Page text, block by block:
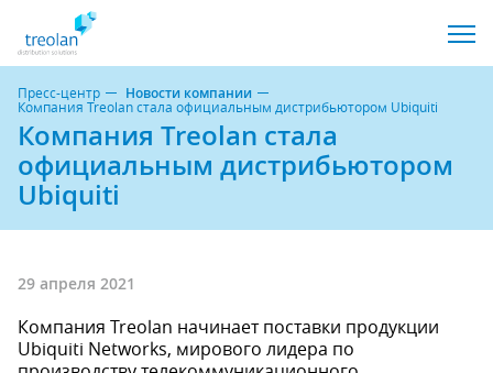
Пресс-центр Новости компании
Компания Treolan стала официальным дистрибьютором Ubiquiti
Компания Treolan стала
официальным дистрибьютором
Ubiquiti
29 апреля 2021
Компания Treolan начинает поставки продукции
Ubiquiti Networks, мирового лидера по